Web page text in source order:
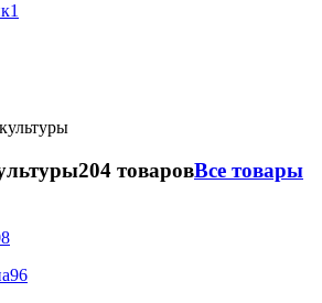
1
204 товаровВсе товары
96